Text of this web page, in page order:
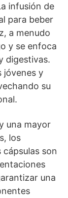
infusión de
para beber
a menudo
y se enfoca
digestivas.
jóvenes y
su
una mayor
los
son
una